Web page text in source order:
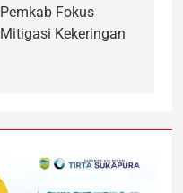
Pemkab Fokus
Mitigasi Kekeringan